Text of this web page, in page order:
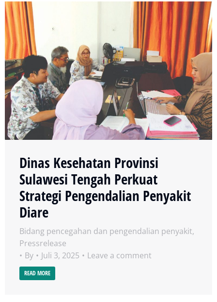
Dinas Kesehatan Provinsi
Sulawesi Tengah Perkuat
Strategi Pengendalian Penyakit
Diare
Bidang pencegahan dan pengendalian penyakit,
Pressrelease
By
Juli 3, 2025 Leave a comment
READ MORE